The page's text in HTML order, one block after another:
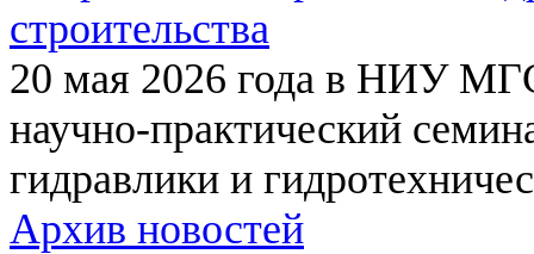
строительства
20 мая 2026 года в НИУ
научно-практический
гидравлики и
Архив новостей